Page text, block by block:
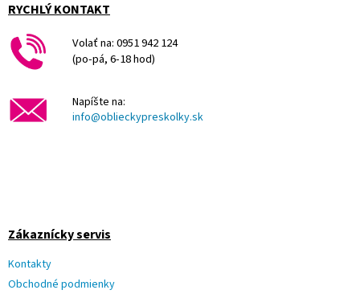
RYCHLÝ KONTAKT
Volať na: 0951 942 124
(po-pá, 6-18 hod)
Napíšte na:
info@oblieckypreskolky.sk
Zákaznícky servis
Kontakty
Obchodné podmienky